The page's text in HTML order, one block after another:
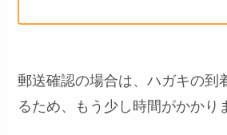
郵送確認の場合は、ハガキの到
るため、もう少し時間がかかり